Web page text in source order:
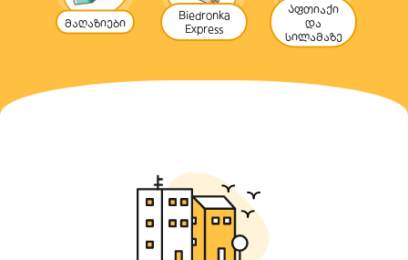
მაღაზიები
Biedronka
Express
Აფთიაქი
და
სილამაზე